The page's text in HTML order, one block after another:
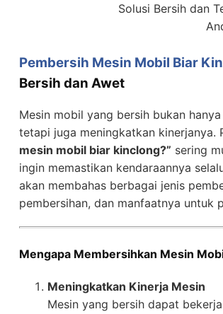
Solusi Bersih dan
Pembersih Mesin Mobil Biar
Bersih dan Awet
Mesin mobil yang bersih bukan
tetapi juga meningkatkan kinerjanya.
mesin mobil biar kinclong?” sering
ingin memastikan kendaraannya
akan membahas berbagai jenis
pembersihan, dan manfaatnya untuk
Mengapa Membersihkan Mesin
Meningkatkan Kinerja Mesin
Mesin yang bersih dapat